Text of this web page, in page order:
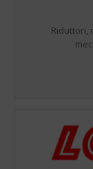
Riduttori,